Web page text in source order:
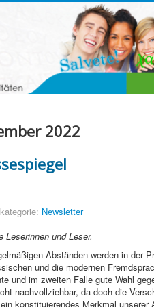
2022
Newsletter
Leserinnen und Leser,
Abständen werden in der
und die modernen
und im zweiten Falle gute Wahl
nachvollziehbar, da doch die
konstituierendes Merkmal